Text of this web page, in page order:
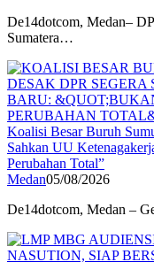
De14dotcom, Medan–
Sumatera…
Koalisi Besar Buruh
Sahkan UU
Perubahan Total”
Medan05/08/2026
De14dotcom, Medan –